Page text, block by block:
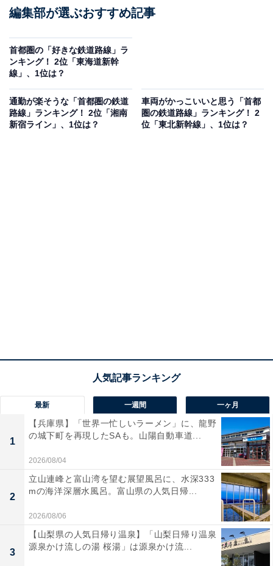
編集部が選ぶおすすめ記事
首都圏の「好きな鉄道路線」ラ
ンキング！ 2位「東海道新幹
線」、1位は？
通勤が楽そうな「首都圏の鉄道
路線」ランキング！ 2位「湘南
新宿ライン」、1位は？
車両がかっこいいと思う「首都
圏の鉄道路線」ランキング！ 2
位「東北新幹線」、1位は？
最新 一週間 一ヶ月
1
【兵庫県】「世界一忙しいラーメン」に、龍野
の城下町を再現したSAも。山陽自動車道...
2026/08/04
2
立山連峰と富山湾を望む展望風呂に、水深333
mの海洋深層水風呂。富山県の人気日帰...
2026/08/06
3
【山梨県の人気日帰り温泉】「山梨日帰り温泉
源泉かけ流しの湯 桜湯」は源泉かけ流...